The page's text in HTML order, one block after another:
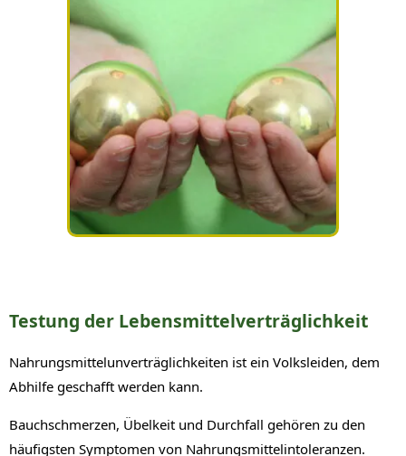
Testung der Lebensmittelverträglichkeit
Nahrungsmittelunverträglichkeiten ist ein Volksleiden, dem
Abhilfe geschafft werden kann.
Bauchschmerzen, Übelkeit und Durchfall gehören zu den
häufigsten Symptomen von Nahrungsmittelintoleranzen.